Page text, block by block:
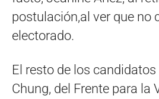
postulación,al ver que no
electorado.
El resto de los
Chung, del Frente para la